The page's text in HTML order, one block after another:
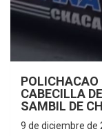
CABECILLA
SAMBIL DE
9 de diciembre de